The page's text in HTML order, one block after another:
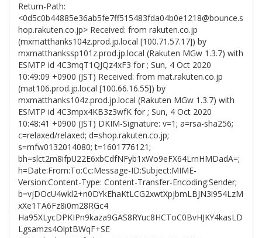
Return-Path:
<0d5c0b44885e36ab5fe7ff515483fda04b0e1218@bounce.s
hop.rakuten.co.jp> Received: from rakuten.co.jp
(mxmatthanks104z.prod.jp.local [100.71.57.17]) by
mxmatthankssp101z.prod.jp.local (Rakuten MGw 1.3.7) with
ESMTP id 4C3mqT1QJQz4xF3 for ; Sun, 4 Oct 2020
10:49:09 +0900 (JST) Received: from mat.rakuten.co.jp
(mat106.prod.jp.local [100.66.16.55]) by
mxmatthanks104z.prod.jp.local (Rakuten MGw 1.3.7) with
ESMTP id 4C3mpx4KB3z3wfK for ; Sun, 4 Oct 2020
10:48:41 +0900 (JST) DKIM-Signature: v=1; a=rsa-sha256;
c=relaxed/relaxed; d=shop.rakuten.co.jp;
s=mfw0132014080; t=1601776121;
bh=slct2m8ifpU22E6xbCdfNFyb1xWo9eFX64LrnHMDadA=;
h=Date:From:To:Cc:Message-ID:Subject:MIME-
Version:Content-Type: Content-Transfer-Encoding:Sender;
b=vjDOcU4wkl2+n0DYkEhaKtLCG2xwtXpjbmLBJN3i954LzM
xXe1TA6Fz8i0m28RGc4
Ha95XLycDPKIPn9kaza9GAS8RYuc8HCToC0BvHJKY4kasLD
Lgsamzs4OlptBWqF+SE